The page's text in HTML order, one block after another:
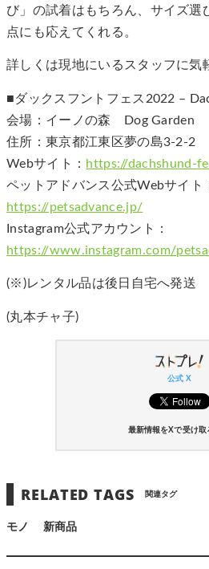
び」の試着はもちろん、サイズ選
点にも応えてくれる。
詳しくは現地にいるスタッフに気
■ダックスフントフェス2022 –
会場：イーノの森 Dog Garden
住所：東京都江東区夢の島3-2-2
Webサイト： https://dachshund-
ペットアドバンス公式Webサイト
https://petsadvance.jp/
Instagram公式アカウント：
https://www.instagram.com/
(※)レンタル品は後日自宅へ発送
(丸本チャ子)
公式 X
最新情報をXで受け取
RELATED TAGS 関連タグ
モノ 新商品